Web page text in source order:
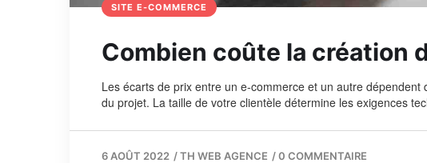
SITE E-COMMERCE
Combien coûte la création
Les écarts de prix entre un e-commerce et un autre
du projet. La taille de votre clientèle détermine les exigences
6 AOÛT 2022 /TH WEB AGENCE /0 COMMENTAIRE